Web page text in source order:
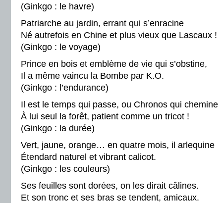
(Ginkgo : le havre)
Patriarche au jardin, errant qui s’enracine
Né autrefois en Chine et plus vieux que Lascaux !
(Ginkgo : le voyage)
Prince en bois et emblème de vie qui s’obstine,
Il a même vaincu la Bombe par K.O.
(Ginkgo : l’endurance)
Il est le temps qui passe, ou Chronos qui chemine
À lui seul la forêt, patient comme un tricot !
(Ginkgo : la durée)
Vert, jaune, orange… en quatre mois, il arlequine
Étendard naturel et vibrant calicot.
(Ginkgo : les couleurs)
Ses feuilles sont dorées, on les dirait câlines.
Et son tronc et ses bras se tendent, amicaux.